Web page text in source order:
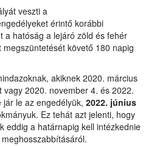
veszti a
érintő korábbi
a hatóság a lejáró zöld és fehér
követő 180 napig
akiknek 2020. március
vagy 2020. november 4. és 2022.
le az engedélyük, 2022. június
Ez tehát azt jelenti, hogy
eddig a határnapig kell intézkednie